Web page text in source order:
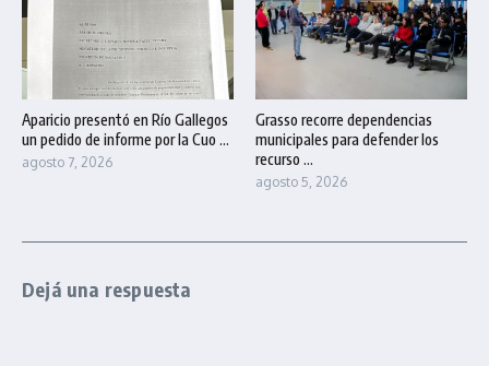
Aparicio presentó en Río Gallegos
un pedido de informe por la Cuo ...
agosto 7, 2026
Grasso recorre dependencias
municipales para defender los
recurso ...
agosto 5, 2026
Dejá una respuesta